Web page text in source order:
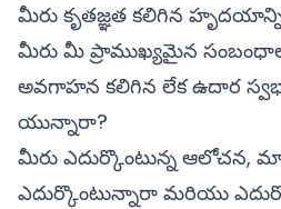
మీరు కృతజ్ఞత కలిగిన
మీరు మీ ప్రాముఖ్యమైన
అవగాహన కలిగిన లేక ఉదార
యున్నారా?
మీరు ఎదుర్కొంటున్న ఆలోచన,
ఎదుర్కొంటున్నారా మరియు